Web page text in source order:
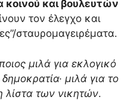
κοινού και βουλευτών
τον έλεγχο και
σταυρομαγειρέματα.
μιλά για εκλογικό
μιλά για το
λίστα των νικητών.